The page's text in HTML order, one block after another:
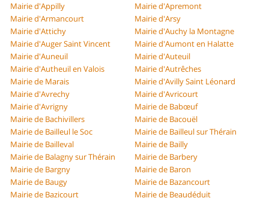
Mairie d'Appilly
Mairie d'Apremont
Mairie d'Armancourt
Mairie d'Arsy
Mairie d'Attichy
Mairie d'Auchy la Montagne
Mairie d'Auger Saint Vincent
Mairie d'Aumont en Halatte
Mairie d'Auneuil
Mairie d'Auteuil
Mairie d'Autheuil en Valois
Mairie d'Autrêches
Mairie de Marais
Mairie d'Avilly Saint Léonard
Mairie d'Avrechy
Mairie d'Avricourt
Mairie d'Avrigny
Mairie de Babœuf
Mairie de Bachivillers
Mairie de Bacouël
Mairie de Bailleul le Soc
Mairie de Bailleul sur Thérain
Mairie de Bailleval
Mairie de Bailly
Mairie de Balagny sur Thérain
Mairie de Barbery
Mairie de Bargny
Mairie de Baron
Mairie de Baugy
Mairie de Bazancourt
Mairie de Bazicourt
Mairie de Beaudéduit